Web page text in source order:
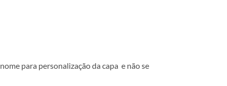
para personalização da capa e não se